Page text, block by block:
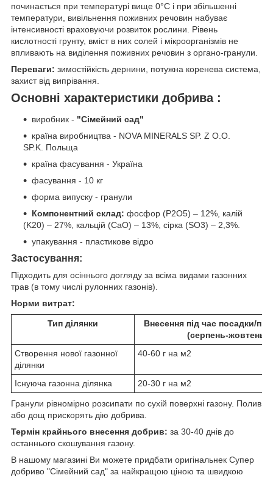
починається при температурі вище 0°С і при збільшенні
температури, вивільнення поживних речовин набуває
інтенсивності враховуючи розвиток рослини. Рівень
кислотності грунту, вміст в них солей і мікроорганізмів не
впливають на виділення поживних речовин з органо-гранули.
Переваги: зимостійкість дернини, потужна коренева система,
захист від випрівання.
Основні характеристики добрива :
виробник - "Сімейний сад"
країна виробництва - NOVA MINERALS SP. Z O.O.
SP.K. Польща
країна фасування - Україна
фасування - 10 кг
форма випуску - гранули
Компонентний склад: фосфор (P2О5) – 12%, калій
(K20) – 27%, кальцій (CaO) – 13%, сірка (SO3) – 2,3%.
упакування - пластикове відро
Застосування:
Підходить для осіннього догляду за всіма видами газонних
трав (в тому числі рулонних газонів).
Норми витрат:
Тип ділянки
Внесення під час посадки/
(серпень-жовтень)
Створення нової газонної
ділянки
40-60 г на м2
Існуюча газонна ділянка 20-30 г на м2
Гранули рівномірно розсипати по сухій поверхні газону. Полив
або дощ прискорять дію добрива.
Термін крайнього внесення добрив: за 30-40 днів до
останнього скошування газону.
В нашому магазині Ви можете придбати оригінальнек Супер
добриво "Сімейний сад" за найкращою ціною та швидкою